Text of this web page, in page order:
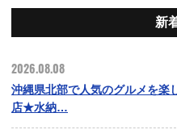
新
2026.08.08
沖縄県北部で人気のグルメを楽
店★水納…